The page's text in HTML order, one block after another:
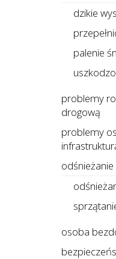
dzikie
palenie
problemy
drogową
problemy
osoba